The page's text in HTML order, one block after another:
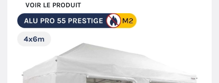
VOIR LE PRODUIT